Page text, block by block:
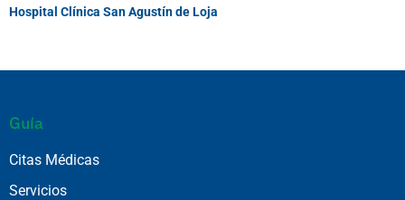
Hospital Clínica San Agustín de Loja
Guía
Citas Médicas
Servicios